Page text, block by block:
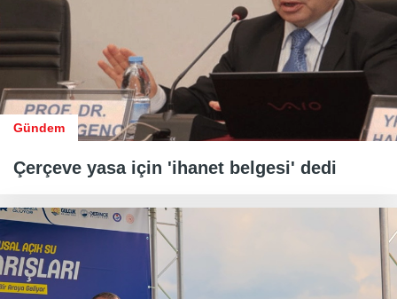
Gündem
Çerçeve yasa için 'ihanet belgesi' dedi